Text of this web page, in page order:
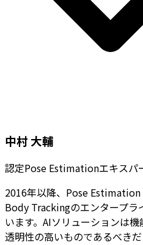
中村 大輔
認定Pose Estimationエキスパ
2016年以降、Pose
Body Trackingのエンタープラ
います。AIソリューションは
透明性の高いものであるべきだ